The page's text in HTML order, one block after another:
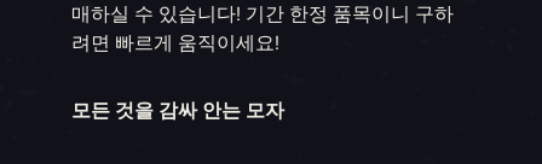
매하실 수 있습니다! 기간 한정 품목이니 구하
려면 빠르게 움직이세요!
모든 것을 감싸 안는 모자